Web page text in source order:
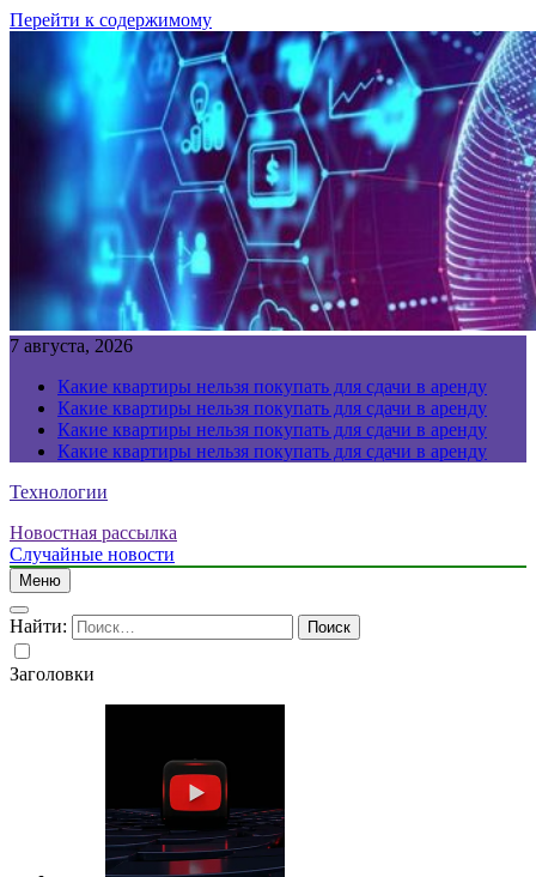
Перейти к содержимому
7 августа, 2026
Какие квартиры нельзя покупать для сдачи в аренду
Какие квартиры нельзя покупать для сдачи в аренду
Какие квартиры нельзя покупать для сдачи в аренду
Какие квартиры нельзя покупать для сдачи в аренду
Технологии
Новостная рассылка
Случайные новости
Меню
Найти:
Заголовки